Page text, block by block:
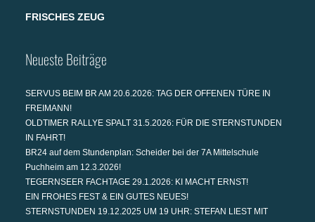
FRISCHES ZEUG
Neueste Beiträge
SERVUS BEIM BR AM 20.6.2026: TAG DER OFFENEN TÜRE IN
FREIMANN!
OLDTIMER RALLYE SPALT 31.5.2026: FÜR DIE STERNSTUNDEN
IN FAHRT!
BR24 auf dem Stundenplan: Scheider bei der 7A Mittelschule
Puchheim am 12.3.2026!
TEGERNSEER FACHTAGE 29.1.2026: KI MACHT ERNST!
EIN FROHES FEST & EIN GUTES NEUES!
STERNSTUNDEN 19.12.2025 UM 19 UHR: STEFAN LIEST MIT